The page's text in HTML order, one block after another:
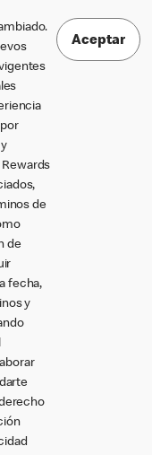
Rewards
de
de
fecha,
y
Aceptar